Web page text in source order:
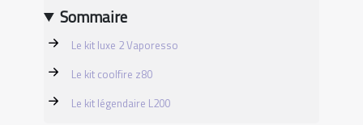
Sommaire
Le kit luxe 2 Vaporesso
Le kit coolfire z80
Le kit légendaire L200